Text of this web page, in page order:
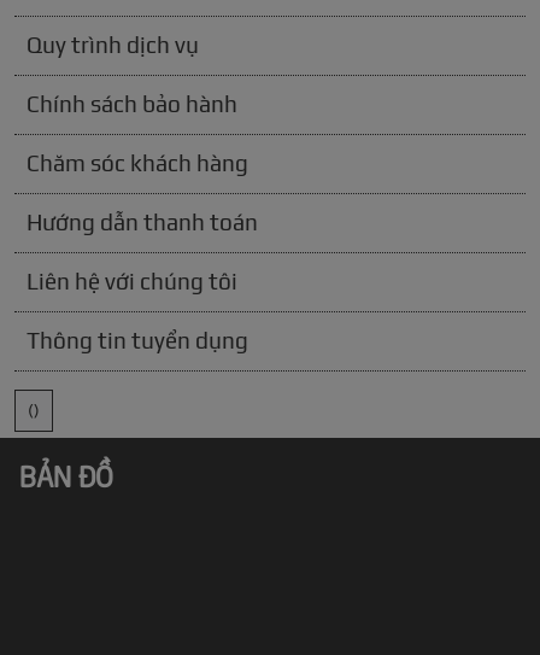
Quy trình dịch vụ
Chính sách bảo hành
Chăm sóc khách hàng
Hướng dẫn thanh toán
Liên hệ với chúng tôi
Thông tin tuyển dụng
()
BẢN ĐỒ